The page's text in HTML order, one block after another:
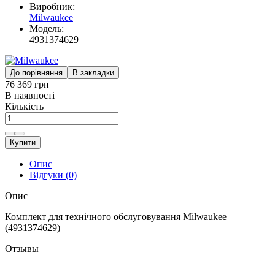
Виробник:
Milwaukee
Модель:
4931374629
До порівняння В закладки
76 369 грн
В наявності
Кількість
Купити
Опис
Відгуки (0)
Опис
Комплект для технічного обслуговування Milwaukee
(4931374629)
Отзывы